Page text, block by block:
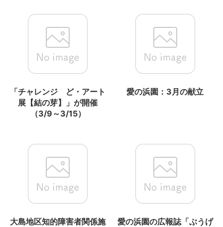
「チャレンジ ど・アート
展【結の芽】」が開催
（3/9～3/15）
愛の浜園：3月の献立
大島地区知的障害者関係施
愛の浜園の広報誌「ぶうげ